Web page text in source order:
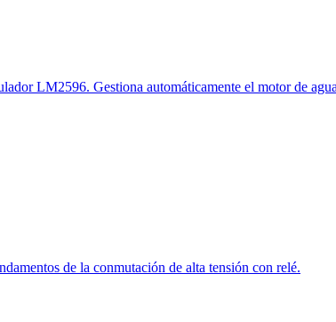
LM2596. Gestiona automáticamente el motor de
de la conmutación de alta tensión con relé.